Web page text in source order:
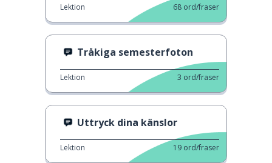
Lektion 68 ord/fraser
Tråkiga semesterfoton
Lektion 3 ord/fraser
Uttryck dina känslor
Lektion 19 ord/fraser